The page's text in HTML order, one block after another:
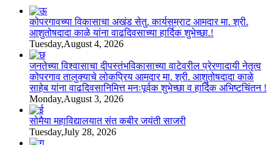
कोपरगावच्या विकासाचा अखंड सेतु, कार्यसम्राट आमदार मा. श्री.
आशुतोषदादा काळे यांना वाढदिवसाच्या हार्दिक शुभेच्छा.!
Tuesday,August 4, 2026
जनतेच्या विश्वासाचा दीपस्तंभविकासाच्या वाटेवरील प्रेरणादायी नेतृत्व
कोपरगाव तालुक्याचे लोकप्रिय आमदार मा. श्री. आशुतोषदादा काळे
साहेब यांना वाढदिवसानिमित्त मनःपूर्वक शुभेच्छा व हार्दिक अभिष्टचिंतन !
Monday,August 3, 2026
सोमैया महाविद्यालयात संत कबीर जयंती साजरी
Tuesday,July 28, 2026